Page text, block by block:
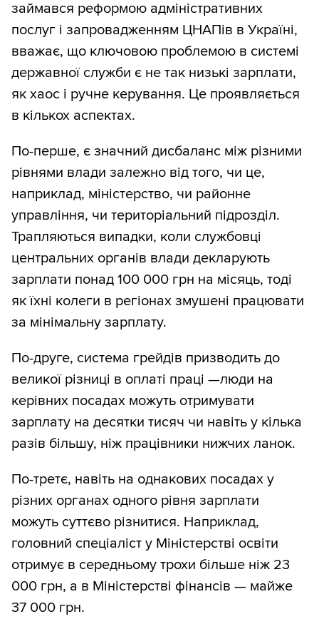
займався реформою адміністративних
послуг і запровадженням ЦНАПів в Україні,
вважає, що ключовою проблемою в системі
державної служби є не так низькі зарплати,
як хаос і ручне керування. Це проявляється
в кількох аспектах.
По-перше, є значний дисбаланс між різними
рівнями влади залежно від того, чи це,
наприклад, міністерство, чи районне
управління, чи територіальний підрозділ.
Трапляються випадки, коли службовці
центральних органів влади декларують
зарплати понад 100 000 грн на місяць, тоді
як їхні колеги в регіонах змушені працювати
за мінімальну зарплату.
По-друге, система грейдів призводить до
великої різниці в оплаті праці —люди на
керівних посадах можуть отримувати
зарплату на десятки тисяч чи навіть у кілька
разів більшу, ніж працівники нижчих ланок.
По-третє, навіть на однакових посадах у
різних органах одного рівня зарплати
можуть суттєво різнитися. Наприклад,
головний спеціаліст у Міністерстві освіти
отримує в середньому трохи більше ніж 23
000 грн, а в Міністерстві фінансів — майже
37 000 грн.